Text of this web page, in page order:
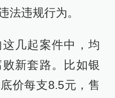
法违规行为。
几起案件中，均
新套路。比如银
价每支8.5元，售